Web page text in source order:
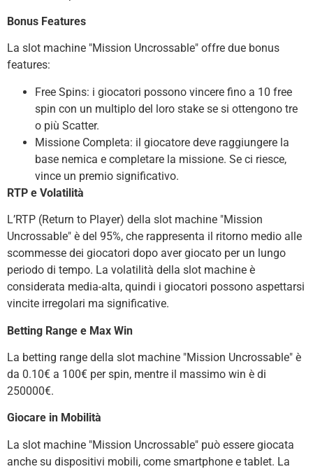
Bonus Features
La slot machine "Mission Uncrossable" offre due bonus
features:
Free Spins: i giocatori possono vincere fino a 10 free
spin con un multiplo del loro stake se si ottengono tre
o più Scatter.
Missione Completa: il giocatore deve raggiungere la
base nemica e completare la missione. Se ci riesce,
vince un premio significativo.
RTP e Volatilità
L’RTP (Return to Player) della slot machine "Mission
Uncrossable" è del 95%, che rappresenta il ritorno medio alle
scommesse dei giocatori dopo aver giocato per un lungo
periodo di tempo. La volatilità della slot machine è
considerata media-alta, quindi i giocatori possono aspettarsi
vincite irregolari ma significative.
Betting Range e Max Win
La betting range della slot machine "Mission Uncrossable" è
da 0.10€ a 100€ per spin, mentre il massimo win è di
250000€.
Giocare in Mobilità
La slot machine "Mission Uncrossable" può essere giocata
anche su dispositivi mobili, come smartphone e tablet. La